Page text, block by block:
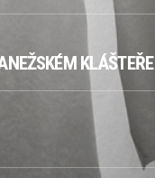
KLÁŠTEŘE